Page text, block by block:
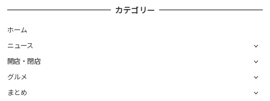
カテゴリー
ホーム
ニュース
開店・閉店
グルメ
まとめ